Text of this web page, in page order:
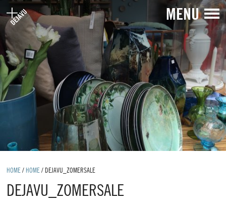
MENU
HOME / HOME / DEJAVU_ZOMERSALE
DEJAVU_ZOMERSALE